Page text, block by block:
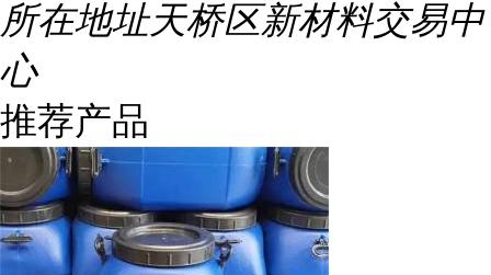
所在地址天桥区新材料交易中
心
推荐产品